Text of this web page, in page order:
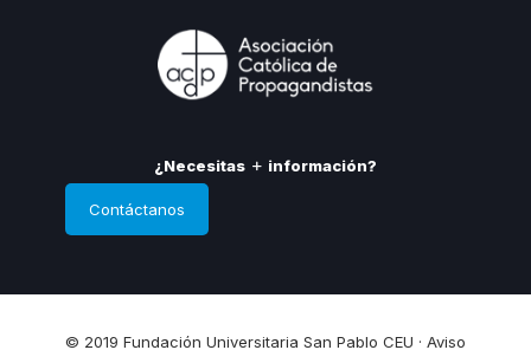
¿Necesitas información?
Contáctanos
© 2019 Fundación Universitaria San Pablo CEU · Aviso